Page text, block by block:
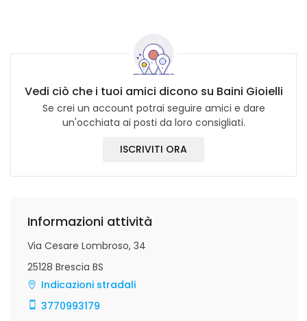
Vedi ciò che i tuoi amici dicono su Baini Gioielli
Se crei un account potrai seguire amici e dare
un'occhiata ai posti da loro consigliati.
ISCRIVITI ORA
Informazioni attività
Via Cesare Lombroso, 34
25128 Brescia BS
Indicazioni stradali
3770993179